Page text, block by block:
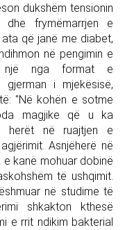
dukshëm tensionin
dhe frymëmarrjen e
që janë me diabet,
në pengimin e
një nga format e
gjerman i mjekësisë,
"Në kohën e sotme
magjike që u ka
herët në ruajtjen e
Asnjëherë në
e kanë mohuar dobinë
të ushqimit.
në studime të
shkakton kthesë
e rrit ndikim bakterial